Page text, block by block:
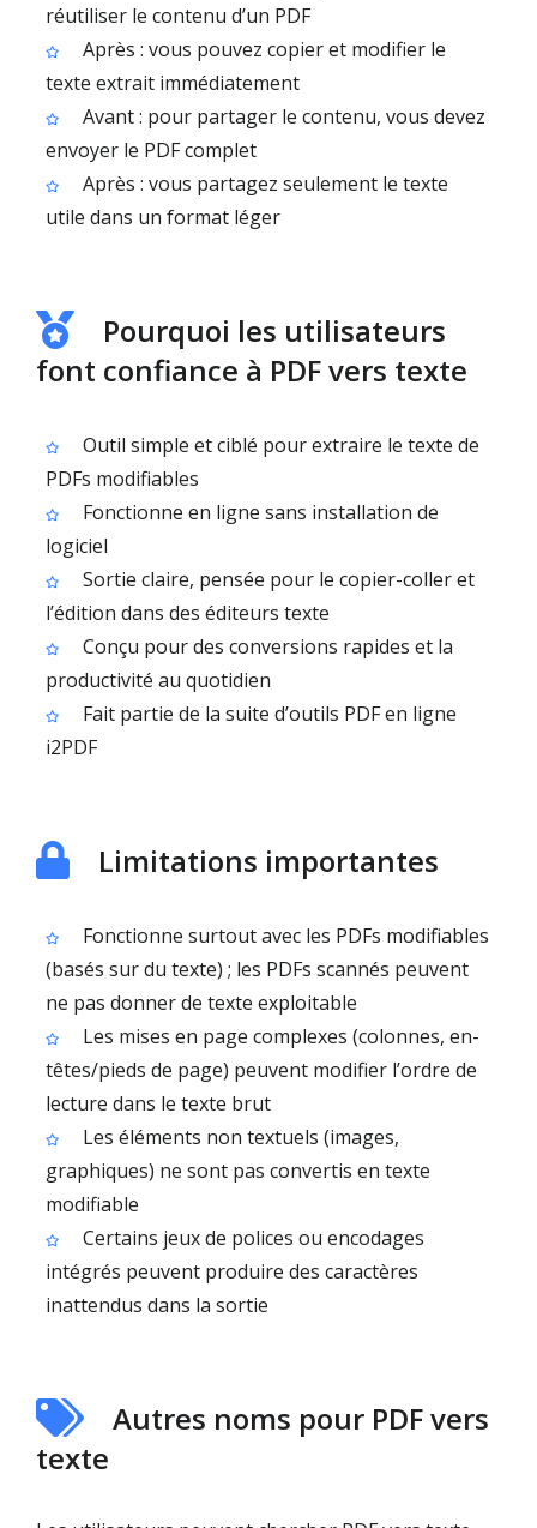
réutiliser le contenu d’un PDF
Après : vous pouvez copier et modifier le
texte extrait immédiatement
Avant : pour partager le contenu, vous devez
envoyer le PDF complet
Après : vous partagez seulement le texte
utile dans un format léger
Pourquoi les utilisateurs
font confiance à PDF vers texte
Outil simple et ciblé pour extraire le texte de
PDFs modifiables
Fonctionne en ligne sans installation de
logiciel
Sortie claire, pensée pour le copier-coller et
l’édition dans des éditeurs texte
Conçu pour des conversions rapides et la
productivité au quotidien
Fait partie de la suite d’outils PDF en ligne
i2PDF
Limitations importantes
Fonctionne surtout avec les PDFs modifiables
(basés sur du texte) ; les PDFs scannés peuvent
ne pas donner de texte exploitable
Les mises en page complexes (colonnes, en-
têtes/pieds de page) peuvent modifier l’ordre de
lecture dans le texte brut
Les éléments non textuels (images,
graphiques) ne sont pas convertis en texte
modifiable
Certains jeux de polices ou encodages
intégrés peuvent produire des caractères
inattendus dans la sortie
Autres noms pour PDF vers
texte